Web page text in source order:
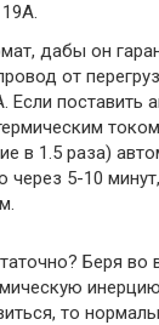
дабы он
от
Если поставить
в 1.5 раза)
через 5-10
Беря во
то